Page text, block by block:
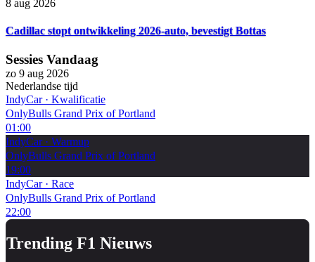
8 aug 2026
Cadillac stopt ontwikkeling 2026-auto, bevestigt Bottas
Sessies Vandaag
zo 9 aug 2026
Nederlandse tijd
IndyCar· Kwalificatie
OnlyBulls Grand Prix of Portland
01:00
IndyCar· Warmup
OnlyBulls Grand Prix of Portland
19:00
IndyCar· Race
OnlyBulls Grand Prix of Portland
22:00
Trending F1 Nieuws